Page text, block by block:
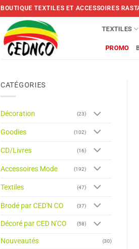
BOUTIQUE TEXTILES ET ACCESSOIRES
TEXTILES
PROMO
CATÉGORIES
Décoration (23)
Goodies (102)
CD/Livres (16)
Accessoires Mode (192)
Textiles (47)
Brodé par CED'N CO (37)
Décoré par CED N'CO (58)
Nouveautés (30)